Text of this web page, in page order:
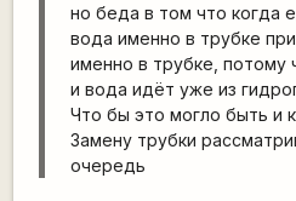
но беда в том что когда
вода именно в трубке
именно в трубке, потому
и вода идёт уже из
Что бы это могло быть и
Замену трубки
очередь